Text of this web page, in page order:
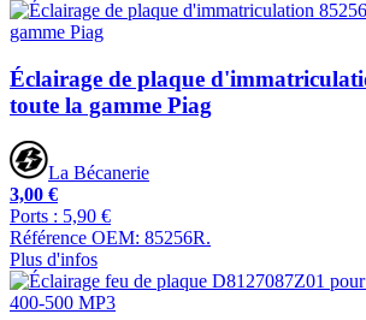
Éclairage de plaque
toute la gamme Piag
La Bécanerie
3,00 €
Ports : 5,90 €
Référence OEM: 85256R.
Plus d'infos